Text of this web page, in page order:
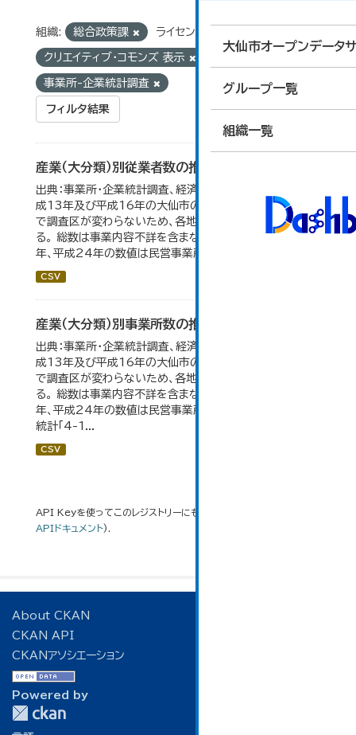
大仙市オープンデータ
グループ一覧
組織一覧
組織: 総合政策課 ライセンス:
クリエイティブ・コモンズ 表示
事業所-企業統計調査
フィルタ結果
産業（大分類）別従業者数の推移
出典：事業所・企業統計調査、経済センサス。 平成11年、平
成13年及び平成16年の大仙市の数値は、合併前、合併後
で調査区が変わらないため、各地域の数値を合算してい
る。 総数は事業内容不詳を含まない。平成11年、平成16
年、平成24年の数値は民営事業所のみの数値。...
CSV
産業（大分類）別事業所数の推移
出典：事業所・企業統計調査、経済センサス。 平成11年、平
成13年及び平成16年の大仙市の数値は、合併前、合併後
で調査区が変わらないため、各地域の数値を合算してい
る。 総数は事業内容不詳を含まない。平成11年、平成16
年、平成24年の数値は民営事業所のみの数値。 大仙市の
統計「4-1...
CSV
API Keyを使ってこのレジストリーにもアクセス可能です
APIドキュメント).
About CKAN
CKAN API
CKANアソシエーション
Powered by